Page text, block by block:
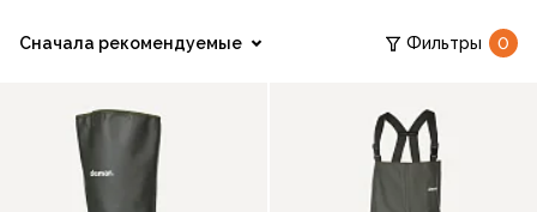
Сначала рекомендуемые Фильтры 0